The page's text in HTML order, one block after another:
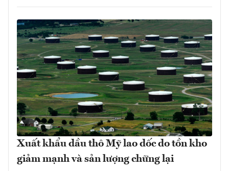
Xuất khẩu dầu thô Mỹ lao dốc do tồn kho
giảm mạnh và sản lượng chững lại